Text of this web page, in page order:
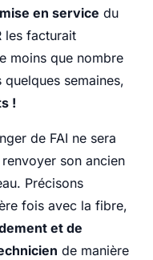
en service du
les facturait
moins que nombre
semaines,
!
de FAI ne sera
son ancien
Précisons
fois avec la fibre,
et de
de manière